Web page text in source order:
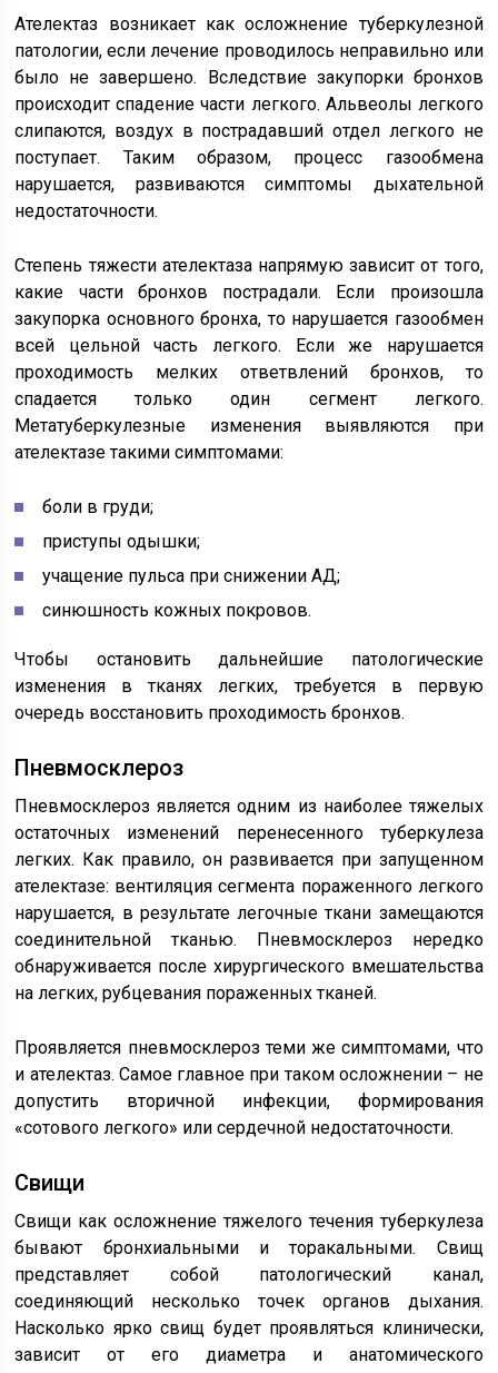
Ателектаз возникает как осложнение туберкулезной
патологии, если лечение проводилось неправильно или
было не завершено. Вследствие закупорки бронхов
происходит спадение части легкого. Альвеолы легкого
слипаются, воздух в пострадавший отдел легкого не
поступает. Таким образом, процесс газообмена
нарушается, развиваются симптомы дыхательной
недостаточности.
Степень тяжести ателектаза напрямую зависит от того,
какие части бронхов пострадали. Если произошла
закупорка основного бронха, то нарушается газообмен
всей цельной часть легкого. Если же нарушается
проходимость мелких ответвлений бронхов, то
спадается только один сегмент легкого.
Метатуберкулезные изменения выявляются при
ателектазе такими симптомами:
боли в груди;
приступы одышки;
учащение пульса при снижении АД;
синюшность кожных покровов.
Чтобы остановить дальнейшие патологические
изменения в тканях легких, требуется в первую
очередь восстановить проходимость бронхов.
Пневмосклероз
Пневмосклероз является одним из наиболее тяжелых
остаточных изменений перенесенного туберкулеза
легких. Как правило, он развивается при запущенном
ателектазе: вентиляция сегмента пораженного легкого
нарушается, в результате легочные ткани замещаются
соединительной тканью. Пневмосклероз нередко
обнаруживается после хирургического вмешательства
на легких, рубцевания пораженных тканей.
Проявляется пневмосклероз теми же симптомами, что
и ателектаз. Самое главное при таком осложнении – не
допустить вторичной инфекции, формирования
«сотового легкого» или сердечной недостаточности.
Свищи
Свищи как осложнение тяжелого течения туберкулеза
бывают бронхиальными и торакальными. Свищ
представляет собой патологический канал,
соединяющий несколько точек органов дыхания.
Насколько ярко свищ будет проявляться клинически,
зависит от его диаметра и анатомического